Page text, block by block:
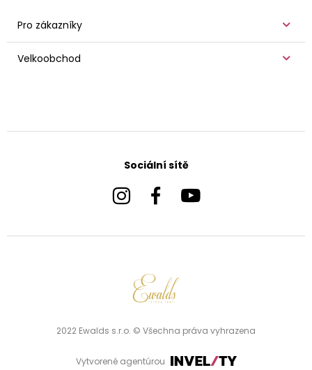
Pro zákazníky
Velkoobchod
Sociální sítě
2022 Ewalds s.r.o. © Všechna práva vyhrazena
Vytvorené agentúrou